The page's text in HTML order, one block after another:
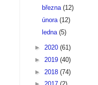
března (12)
února (12)
ledna (5)
► 2020 (61)
► 2019 (40)
► 2018 (74)